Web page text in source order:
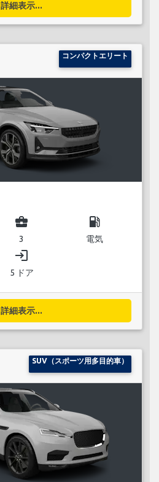
詳細表示...
コンパクトエリート
business_center
3
local_gas_station
電気
login
5 ドア
詳細表示...
SUV（スポーツ用多目的車）